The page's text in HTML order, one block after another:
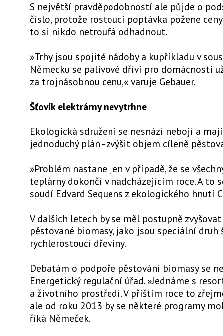
S největší pravděpodobností ale půjde o
číslo, protože rostoucí poptávka požene ceny
to si nikdo netroufá odhadnout.
»Trhy jsou spojité nádoby a kupříkladu v
Německu se palivové dříví pro domácnosti
za trojnásobnou cenu,« varuje Gebauer.
Šťovík elektrárny nevytrhne
Ekologická sdružení se nesnází nebojí a
jednoduchý plán - zvýšit objem cíleně
»Problém nastane jen v případě, že se
teplárny dokončí v nadcházejícím roce. A to
soudí Edvard Sequens z ekologického hnutí
V dalších letech by se měl postupně
pěstované biomasy, jako jsou speciální druh
rychlerostoucí dřeviny.
Debatám o podpoře pěstování biomasy se
Energetický regulační úřad. »Jednáme s
a životního prostředí. V příštím roce to
ale od roku 2013 by se některé programy
říká Němeček.